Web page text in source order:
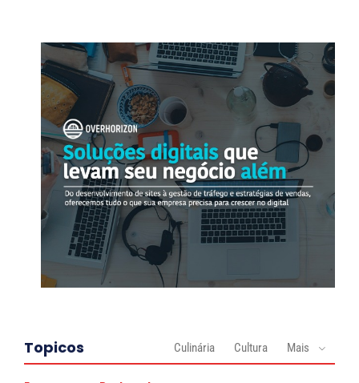
Topicos Culinária Cultura Mais